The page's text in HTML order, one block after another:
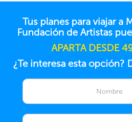
Tus planes para viajar a
Fundación de Artistas
APARTA DESDE
¿Te interesa esta opción?